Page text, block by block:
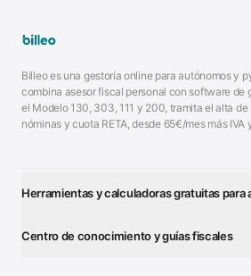
Billeo es una gestoría online para autónomos y
combina asesor fiscal personal con software de
el Modelo 130, 303, 111 y 200, tramita el alta
nóminas y cuota RETA, desde 65€/mes más IVA
Herramientas y calculadoras gratuitas para
Centro de conocimiento y guías fiscales